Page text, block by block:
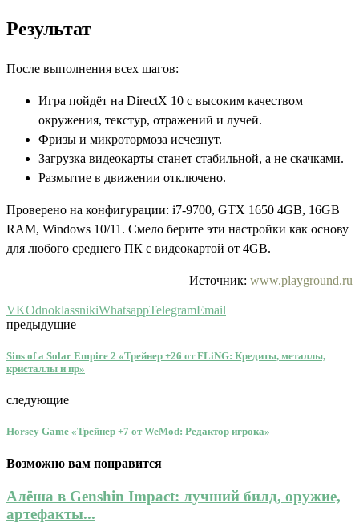
Результат
После выполнения всех шагов:
Игра пойдёт на DirectX 10 с высоким качеством
окружения, текстур, отражений и лучей.
Фризы и микротормоза исчезнут.
Загрузка видеокарты станет стабильной, а не скачками.
Размытие в движении отключено.
Проверено на конфигурации: i7-9700, GTX 1650 4GB, 16GB
RAM, Windows 10/11. Смело берите эти настройки как основу
для любого среднего ПК с видеокартой от 4GB.
Источник: www.playground.ru
VKOdnoklassnikiWhatsappTelegramEmail
предыдущие
Sins of a Solar Empire 2 «Трейнер +26 от FLiNG: Кредиты, металлы,
кристаллы и пр»
следующие
Horsey Game «Трейнер +7 от WeMod: Редактор игрока»
Возможно вам понравится
Алёша в Genshin Impact: лучший билд, оружие,
артефакты...